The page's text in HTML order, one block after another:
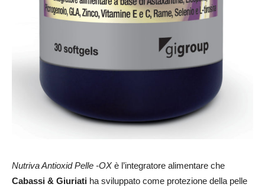
Nutriva Antioxid Pelle -OXè l’integratore alimentare che
Cabassi & Giuriati ha sviluppato come protezione della pelle